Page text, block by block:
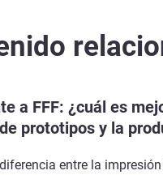
a FFF: ¿cuál es
prototipos y la
entre la